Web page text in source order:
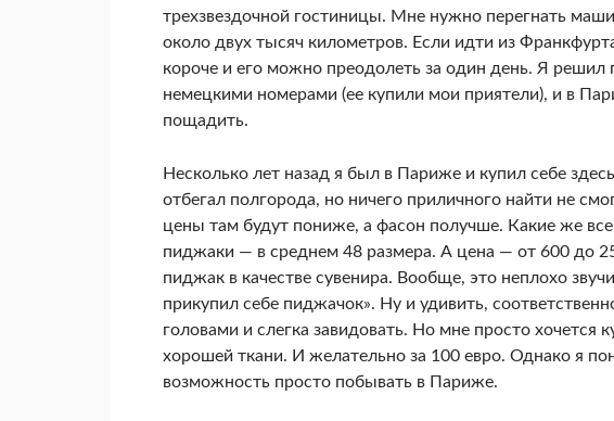
трехзвездочной гостиницы. Мне нужно перегнать
около двух тысяч километров. Если идти из
короче и его можно преодолеть за один день. Я решил
немецкими номерами (ее купили мои приятели), и в
пощадить.
Несколько лет назад я был в Париже и купил себе
отбегал полгорода, но ничего приличного найти не
цены там будут пониже, а фасон получ­ше. Какие же
пиджаки — в среднем 48 размера. А цена — от 600 до
пиджак в качестве сувенира. Вооб­ще, это неплохо
прикупил себе пиджачок». Ну и удивить,
головами и слегка завидо­вать. Но мне просто
хорошей ткани. И желательно за 100 евро. Однако я
возможность просто побывать в Париже.